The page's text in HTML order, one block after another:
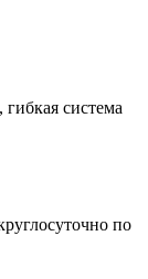
система
по